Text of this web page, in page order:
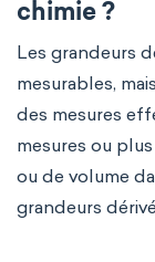
chimie ?
Les grandeurs
mesurables,
des mesures
mesures ou
ou de volume
grandeurs